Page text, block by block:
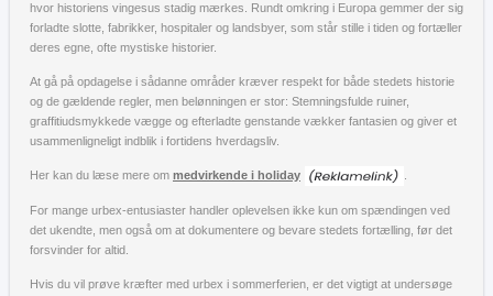
hvor historiens vingesus stadig mærkes. Rundt omkring i Europa gemmer der sig
forladte slotte, fabrikker, hospitaler og landsbyer, som står stille i tiden og fortæller
deres egne, ofte mystiske historier.
At gå på opdagelse i sådanne områder kræver respekt for både stedets historie
og de gældende regler, men belønningen er stor: Stemningsfulde ruiner,
graffitiudsmykkede vægge og efterladte genstande vækker fantasien og giver et
usammenligneligt indblik i fortidens hverdagsliv.
Her kan du læse mere om medvirkende i holiday
For mange urbex-entusiaster handler oplevelsen ikke kun om spændingen ved
det ukendte, men også om at dokumentere og bevare stedets fortælling, før det
forsvinder for altid.
Hvis du vil prøve kræfter med urbex i sommerferien, er det vigtigt at undersøge